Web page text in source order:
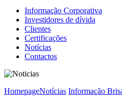
Informação Corporativa
Investidores de dívida
Clientes
Certificações
Notícias
Contactos
HomepageNotícias Informação